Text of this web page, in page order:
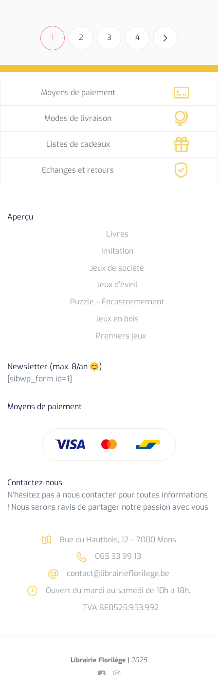
1 2 3 4
Moyens de paiement
Modes de livraison
Listes de cadeaux
Echanges et retours
Aperçu
Livres
Imitation
Jeux de société
Jeux d’éveil
Puzzle – Encastremement
Jeux en bois
Premiers jeux
Newsletter (max. 8/an 😊)
[sibwp_form id=1]
Moyens de paiement
Contactez-nous
N’hésitez pas à nous contacter pour toutes informations
! Nous serons ravis de partager notre passion avec vous.
Rue du Hautbois, 12 – 7000 Mons
065 33 99 13
contact@librairieflorilege.be
Ouvert du mardi au samedi de 10h à 18h.
TVA BE0525.953.992
Librairie Florilège | 2025